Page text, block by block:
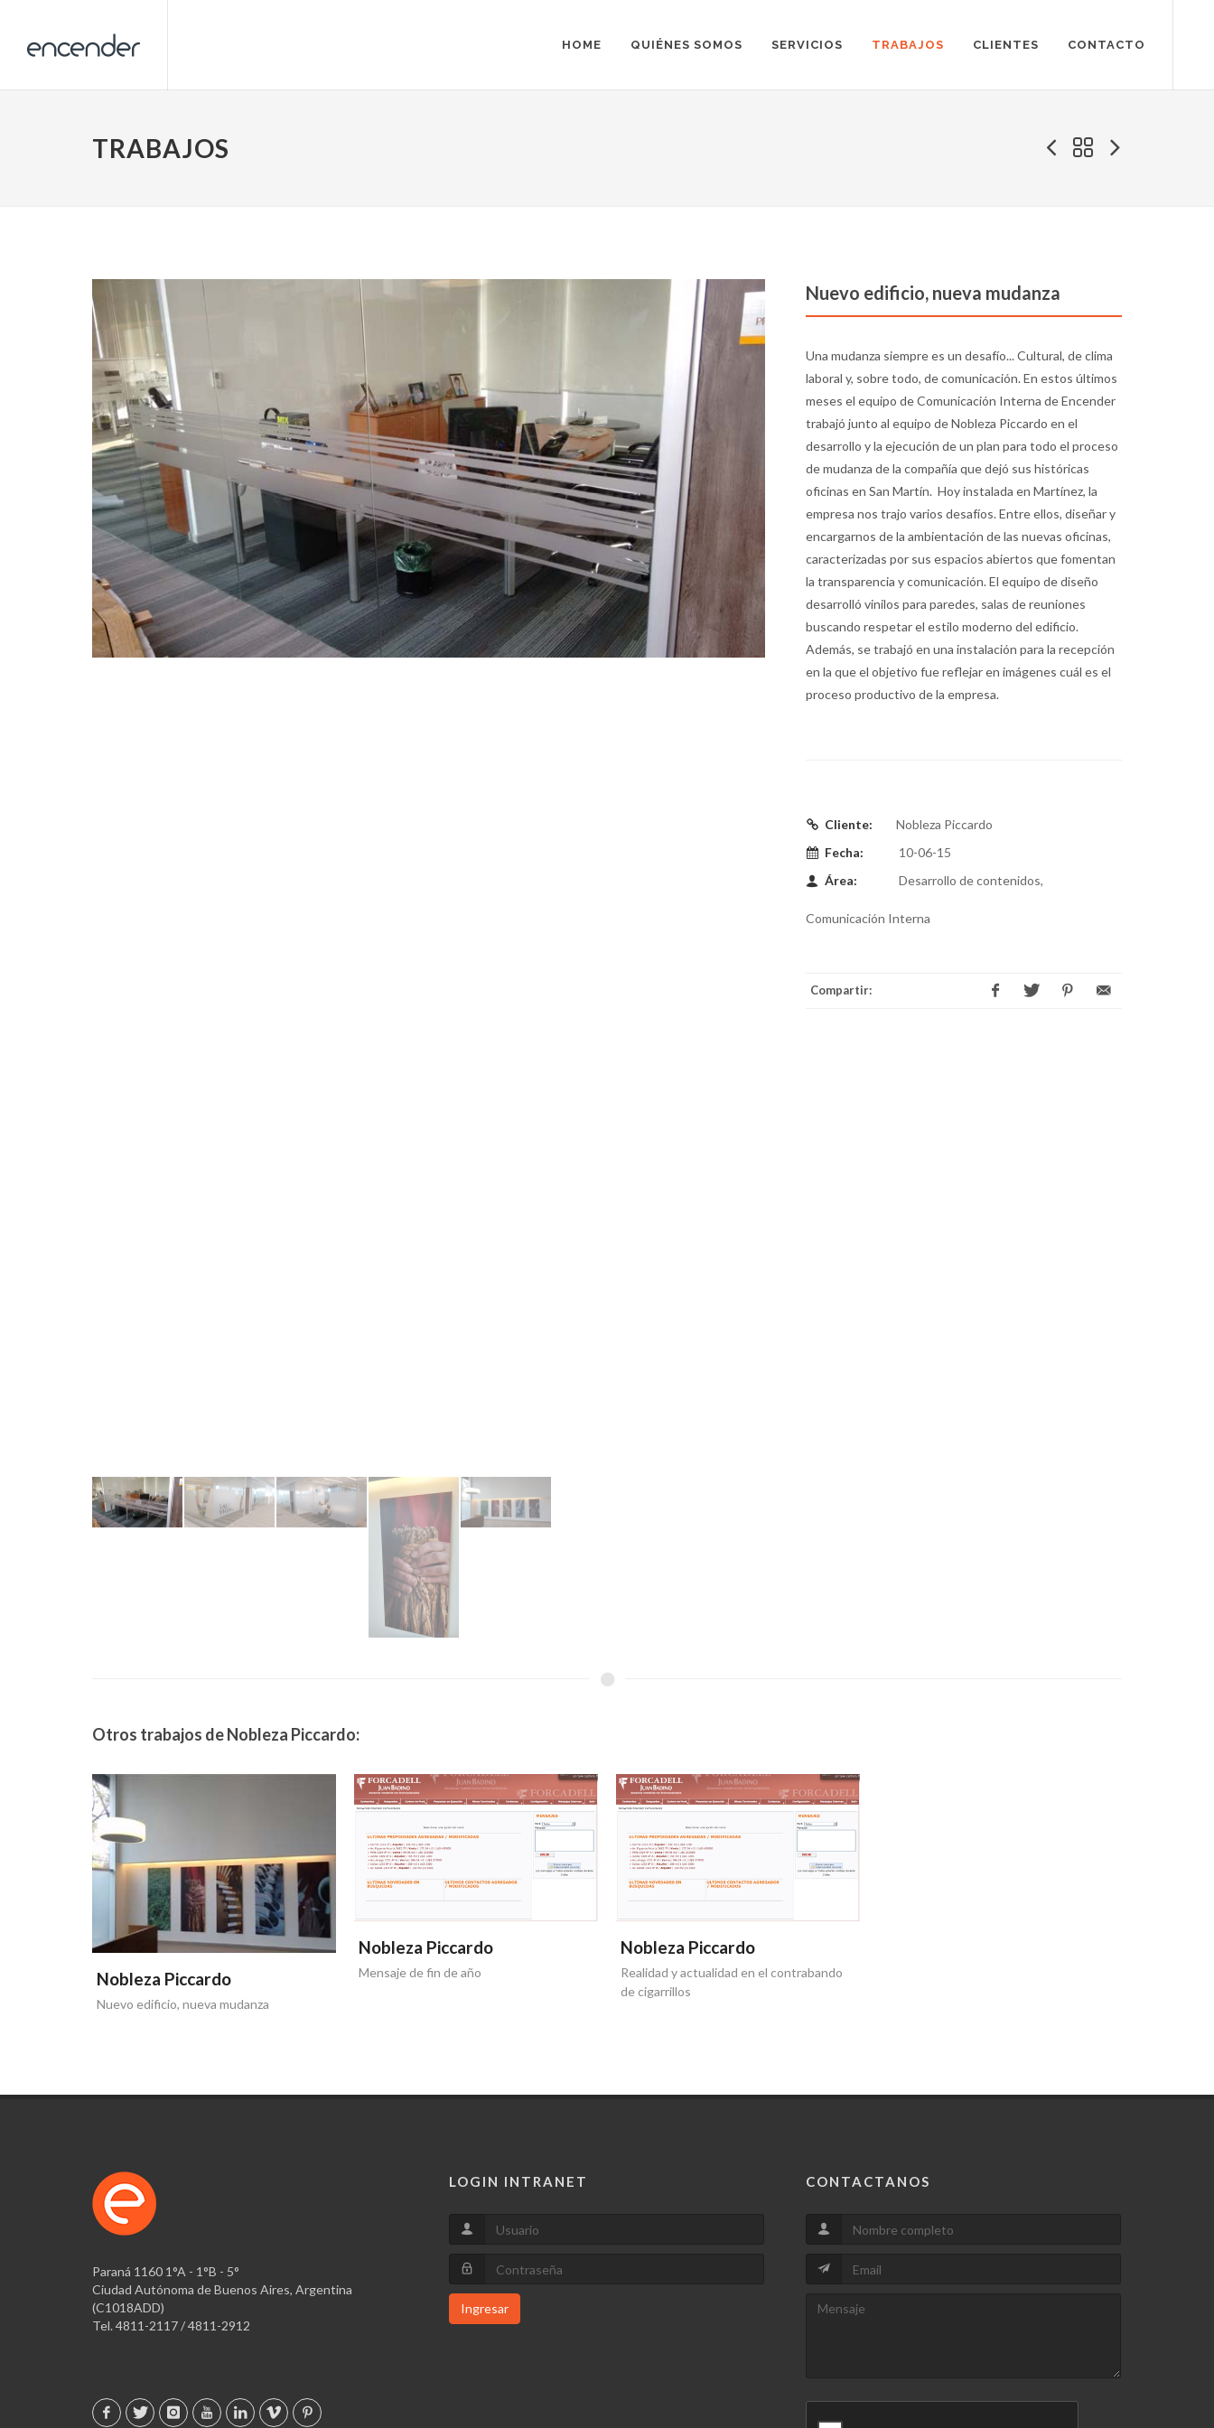
HOME QUIÉNES SOMOS SERVICIOS TRABAJOS CLIENTES CONTACTO
TRABAJOS
Nuevo edificio, nueva mudanza
Una mudanza siempre es un desafío... Cultural, de clima
laboral y, sobre todo, de comunicación. En estos últimos
meses el equipo de Comunicación Interna de Encender
trabajó junto al equipo de Nobleza Piccardo en el
desarrollo y la ejecución de un plan para todo el proceso
de mudanza de la compañía que dejó sus históricas
oficinas en San Martín. Hoy instalada en Martínez, la
empresa nos trajo varios desafíos. Entre ellos, diseñar y
encargarnos de la ambientación de las nuevas oficinas,
caracterizadas por sus espacios abiertos que fomentan
la transparencia y comunicación. El equipo de diseño
desarrolló vinilos para paredes, salas de reuniones
buscando respetar el estilo moderno del edificio.
Además, se trabajó en una instalación para la recepción
en la que el objetivo fue reflejar en imágenes cuál es el
proceso productivo de la empresa.
Cliente:
Nobleza Piccardo
Fecha:
10-06-15
Área:
Desarrollo de contenidos,
Comunicación Interna
Compartir:
Otros trabajos de Nobleza Piccardo:
Nobleza Piccardo
Nuevo edificio, nueva mudanza
Nobleza Piccardo
Mensaje de fin de año
Nobleza Piccardo
Realidad y actualidad en el contrabando
de cigarrillos
Paraná 1160 1°A - 1°B - 5°
Ciudad Autónoma de Buenos Aires, Argentina
(C1018ADD)
Tel. 4811-2117 / 4811-2912
LOGIN INTRANET
Ingresar
CONTACTANOS